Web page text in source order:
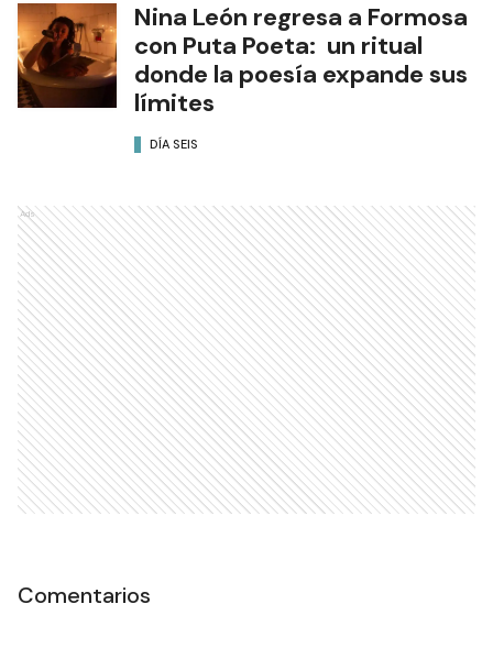
Nina León regresa a Formosa
con Puta Poeta: un ritual
donde la poesía expande sus
límites
DÍA SEIS
Ads
Comentarios